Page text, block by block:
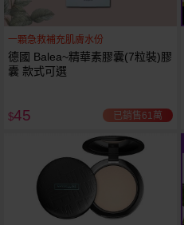
一顆急救補充肌膚水份
德國 Balea~精華素膠囊(7粒裝)膠
囊 款式可選
$45 已銷售61萬